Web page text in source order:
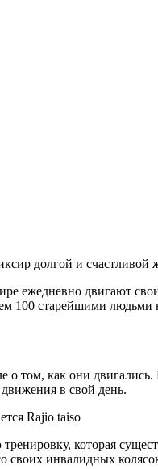
долгой и счастливой
ежедневно двигают
100 старейшими
том, как они
в свой день.
Rajio taiso
которая
своих инвалидных